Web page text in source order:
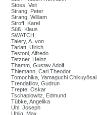
Stoss, Veit
Strang, Peter
Strang, William
Stroff, Karel
Süß, Klaus
SWATCH,
Taiery, A. von
Tarlatt, Ulrich
Testoni, Alfredo
Tetzner, Heinz
Thamm, Gustav Adolf
Thiemann, Carl Theodor
Tomochika, Yamaguchi Chikuyôsai
Trendafilov, Gudrun
Trepte, Oskar
Tschaplowitz, Edmund
Tübke, Angelika
Uhl, Joseph
Uhlig, Max